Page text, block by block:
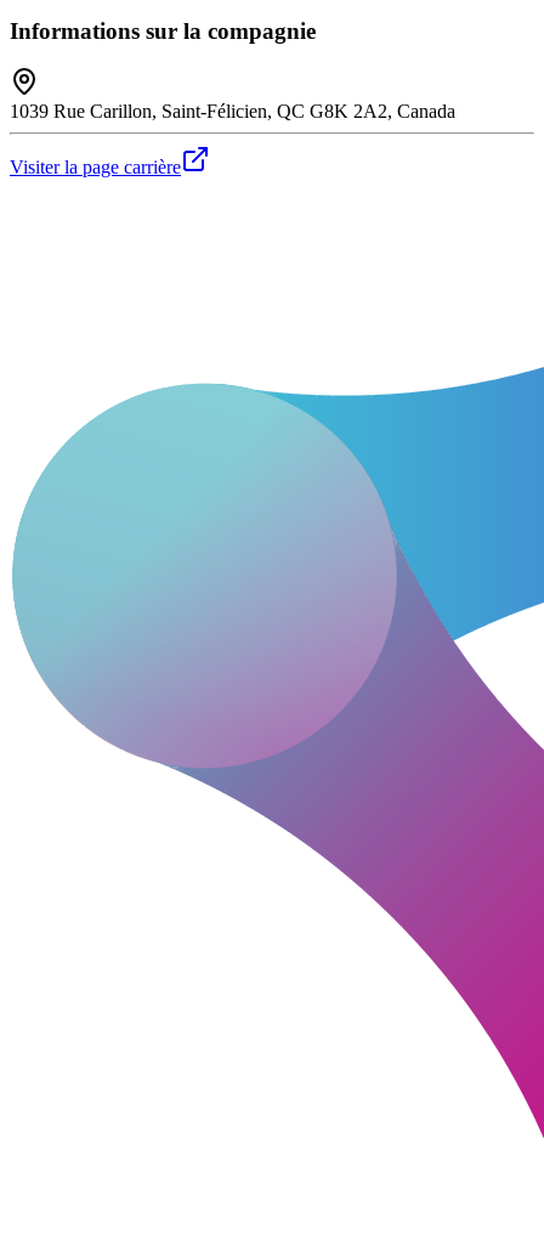
Informations sur la compagnie
1039 Rue Carillon, Saint-Félicien, QC G8K 2A2, Canada
Visiter la page carrière